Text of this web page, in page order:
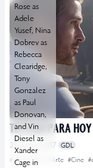
TU PLAN PARA
23 enero, 2017 GDL
#actividades
#Arte #Cine
Rose as
Adele
Yusef, Nina
Dobrev as
Rebecca
Clearidge,
Tony
Gonzalez
as Paul
Donovan,
and Vin
Diesel as
Xander
Cage in